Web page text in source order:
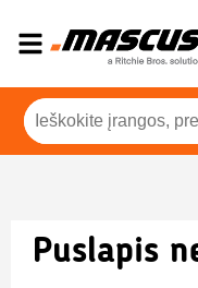
Puslapis